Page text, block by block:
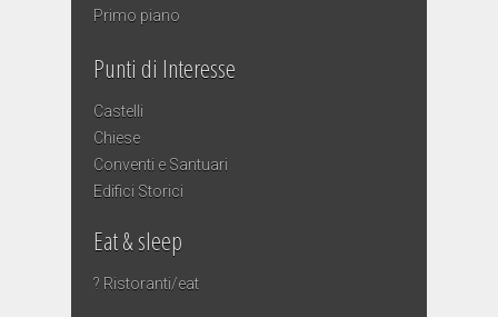
Primo piano
Punti di Interesse
Castelli
Chiese
Conventi e Santuari
Edifici Storici
Eat & sleep
? Ristoranti/eat